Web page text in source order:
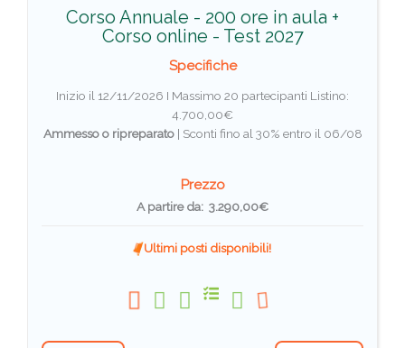
Corso Annuale - 200 ore in aula +
Corso online - Test 2027
Specifiche
Inizio il 12/11/2026 I Massimo 20 partecipanti Listino:
4.700,00€
Ammesso o ripreparato| Sconti fino al 30% entro il 06/08
Prezzo
A partire da: 3.290,00€
Ultimi posti disponibili!